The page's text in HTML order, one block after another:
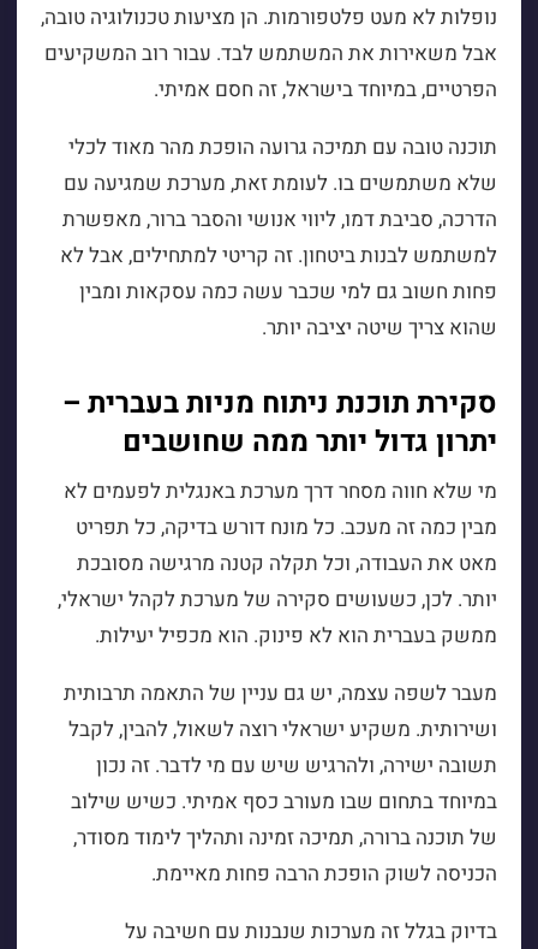
נופלות לא מעט פלטפורמות. הן מציעות טכנולוגיה טובה,
אבל משאירות את המשתמש לבד. עבור רוב המשקיעים
הפרטיים, במיוחד בישראל, זה חסם אמיתי.
תוכנה טובה עם תמיכה גרועה הופכת מהר מאוד לכלי
שלא משתמשים בו. לעומת זאת, מערכת שמגיעה עם
הדרכה, סביבת דמו, ליווי אנושי והסבר ברור, מאפשרת
למשתמש לבנות ביטחון. זה קריטי למתחילים, אבל לא
פחות חשוב גם למי שכבר עשה כמה עסקאות ומבין
שהוא צריך שיטה יציבה יותר.
סקירת תוכנת ניתוח מניות בעברית –
יתרון גדול יותר ממה שחושבים
מי שלא חווה מסחר דרך מערכת באנגלית לפעמים לא
מבין כמה זה מעכב. כל מונח דורש בדיקה, כל תפריט
מאט את העבודה, וכל תקלה קטנה מרגישה מסובכת
יותר. לכן, כשעושים סקירה של מערכת לקהל ישראלי,
ממשק בעברית הוא לא פינוק. הוא מכפיל יעילות.
מעבר לשפה עצמה, יש גם עניין של התאמה תרבותית
ושירותית. משקיע ישראלי רוצה לשאול, להבין, לקבל
תשובה ישירה, ולהרגיש שיש עם מי לדבר. זה נכון
במיוחד בתחום שבו מעורב כסף אמיתי. כשיש שילוב
של תוכנה ברורה, תמיכה זמינה ותהליך לימוד מסודר,
הכניסה לשוק הופכת הרבה פחות מאיימת.
בדיוק בגלל זה מערכות שנבנות עם חשיבה על